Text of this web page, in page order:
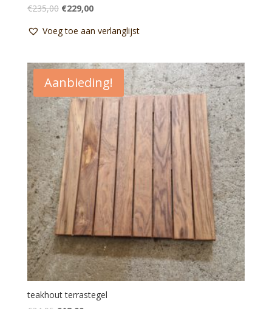
€235,00 Oorspronkelijke
was:
€229,00Huidige
is:
Voeg toe aan verlanglijst
Aanbieding!
teakhout terrastegel